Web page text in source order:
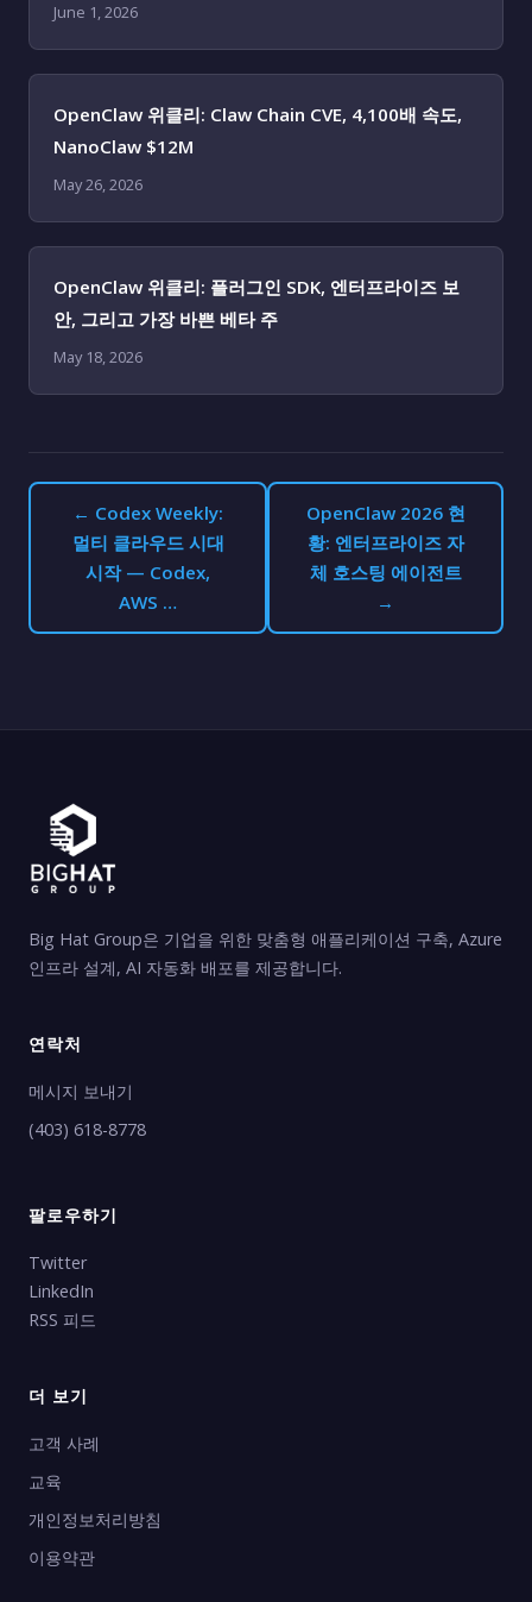
June 1, 2026
OpenClaw 위클리: Claw Chain CVE, 4,100배 속도,
NanoClaw $12M
May 26, 2026
OpenClaw 위클리: 플러그인 SDK, 엔터프라이즈 보
안, 그리고 가장 바쁜 베타 주
May 18, 2026
← Codex Weekly:
멀티 클라우드 시대
시작 — Codex,
AWS …
OpenClaw 2026 현
황: 엔터프라이즈 자
체 호스팅 에이전트
→
Big Hat Group은 기업을 위한 맞춤형 애플리케이션 구축, Azure
인프라 설계, AI 자동화 배포를 제공합니다.
연락처
메시지 보내기
(403) 618-8778
팔로우하기
Twitter
LinkedIn
RSS 피드
더 보기
고객 사례
교육
개인정보처리방침
이용약관